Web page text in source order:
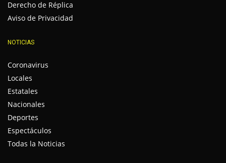
Derecho de Réplica
Aviso de Privacidad
NOTICIAS
Coronavirus
Locales
Estatales
Nacionales
Deportes
Espectáculos
Todas la Noticias